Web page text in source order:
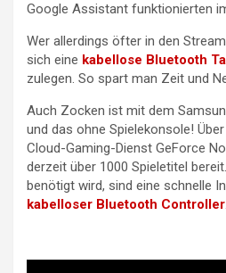
Google Assistant funktionierten
Wer allerdings öfter in den
sich eine kabellose Bluetooth
zulegen. So spart man Zeit und
Auch Zocken ist mit dem
und das ohne Spielekonsole!
Cloud-Gaming-Dienst GeForce
derzeit über 1000 Spieletitel
benötigt wird, sind eine schnelle
kabelloser Bluetooth Controller.